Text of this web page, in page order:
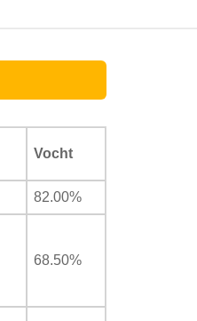
Vocht
82.00%
68.50%